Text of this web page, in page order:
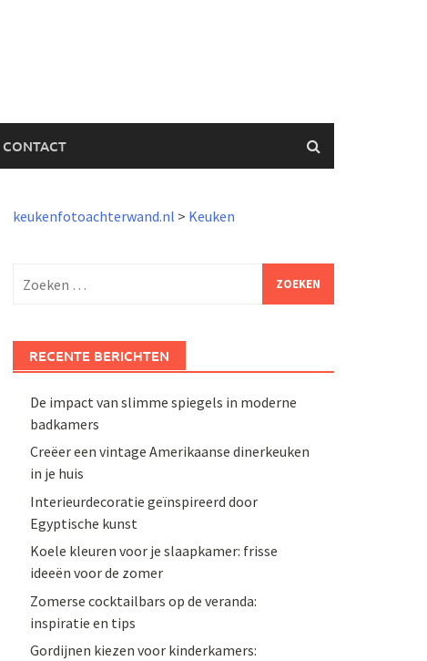
CONTACT
keukenfotoachterwand.nl > Keuken
naar:
RECENTE BERICHTEN
De impact van slimme spiegels in moderne
badkamers
Creëer een vintage Amerikaanse dinerkeuken
in je huis
Interieurdecoratie geïnspireerd door
Egyptische kunst
Koele kleuren voor je slaapkamer: frisse
ideeën voor de zomer
Zomerse cocktailbars op de veranda:
inspiratie en tips
Gordijnen kiezen voor kinderkamers: